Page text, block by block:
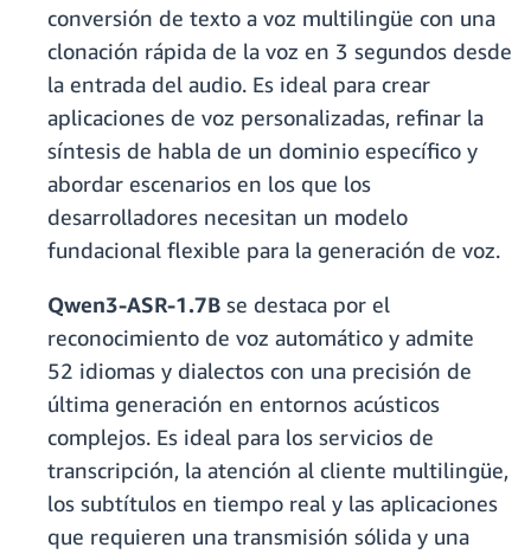
conversión de texto a voz multilingüe con una
clonación rápida de la voz en 3 segundos desde
la entrada del audio. Es ideal para crear
aplicaciones de voz personalizadas, refinar la
síntesis de habla de un dominio específico y
abordar escenarios en los que los
desarrolladores necesitan un modelo
fundacional flexible para la generación de voz.
Qwen3-ASR-1.7B se destaca por el
reconocimiento de voz automático y admite
52 idiomas y dialectos con una precisión de
última generación en entornos acústicos
complejos. Es ideal para los servicios de
transcripción, la atención al cliente multilingüe,
los subtítulos en tiempo real y las aplicaciones
que requieren una transmisión sólida y una